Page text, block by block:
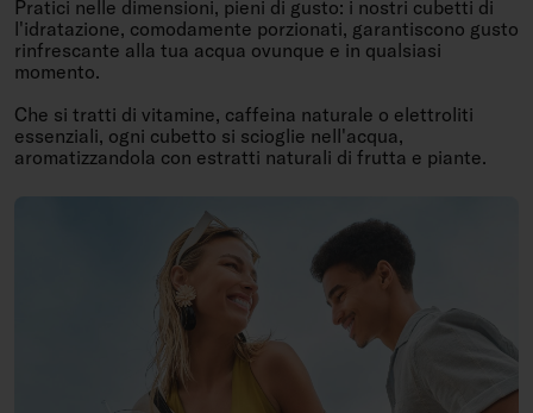
Pratici nelle dimensioni, pieni di gusto: i nostri cubetti di
l'idratazione, comodamente porzionati, garantiscono gusto
rinfrescante alla tua acqua ovunque e in qualsiasi
momento.
Che si tratti di vitamine, caffeina naturale o elettroliti
essenziali, ogni cubetto si scioglie nell'acqua,
aromatizzandola con estratti naturali di frutta e piante.